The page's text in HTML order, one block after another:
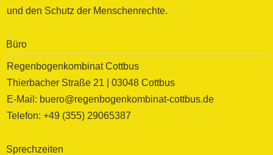
und den Schutz der Menschenrechte.
Büro
Regenbogenkombinat Cottbus
Thierbacher Straße 21 | 03048 Cottbus
E-Mail: buero@regenbogenkombinat-cottbus.de
Telefon: +49 (355) 29065387
Sprechzeiten